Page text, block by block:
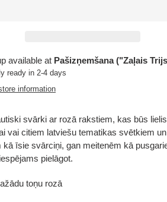
available at Pašizņemšana ("Zaļais
ready in 2-4 days
information
svārki ar rozā rakstiem, kas būs
vai citiem latviešu tematikas svētkiem
kā īsie svārciņi, gan meitenēm kā
pielāgot.
toņu rozā